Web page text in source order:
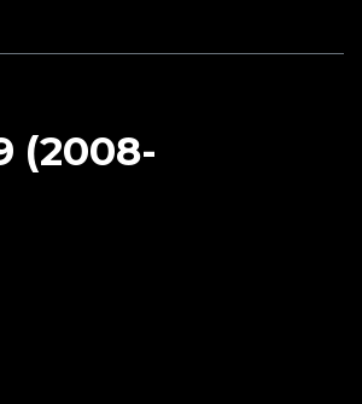
(2008-